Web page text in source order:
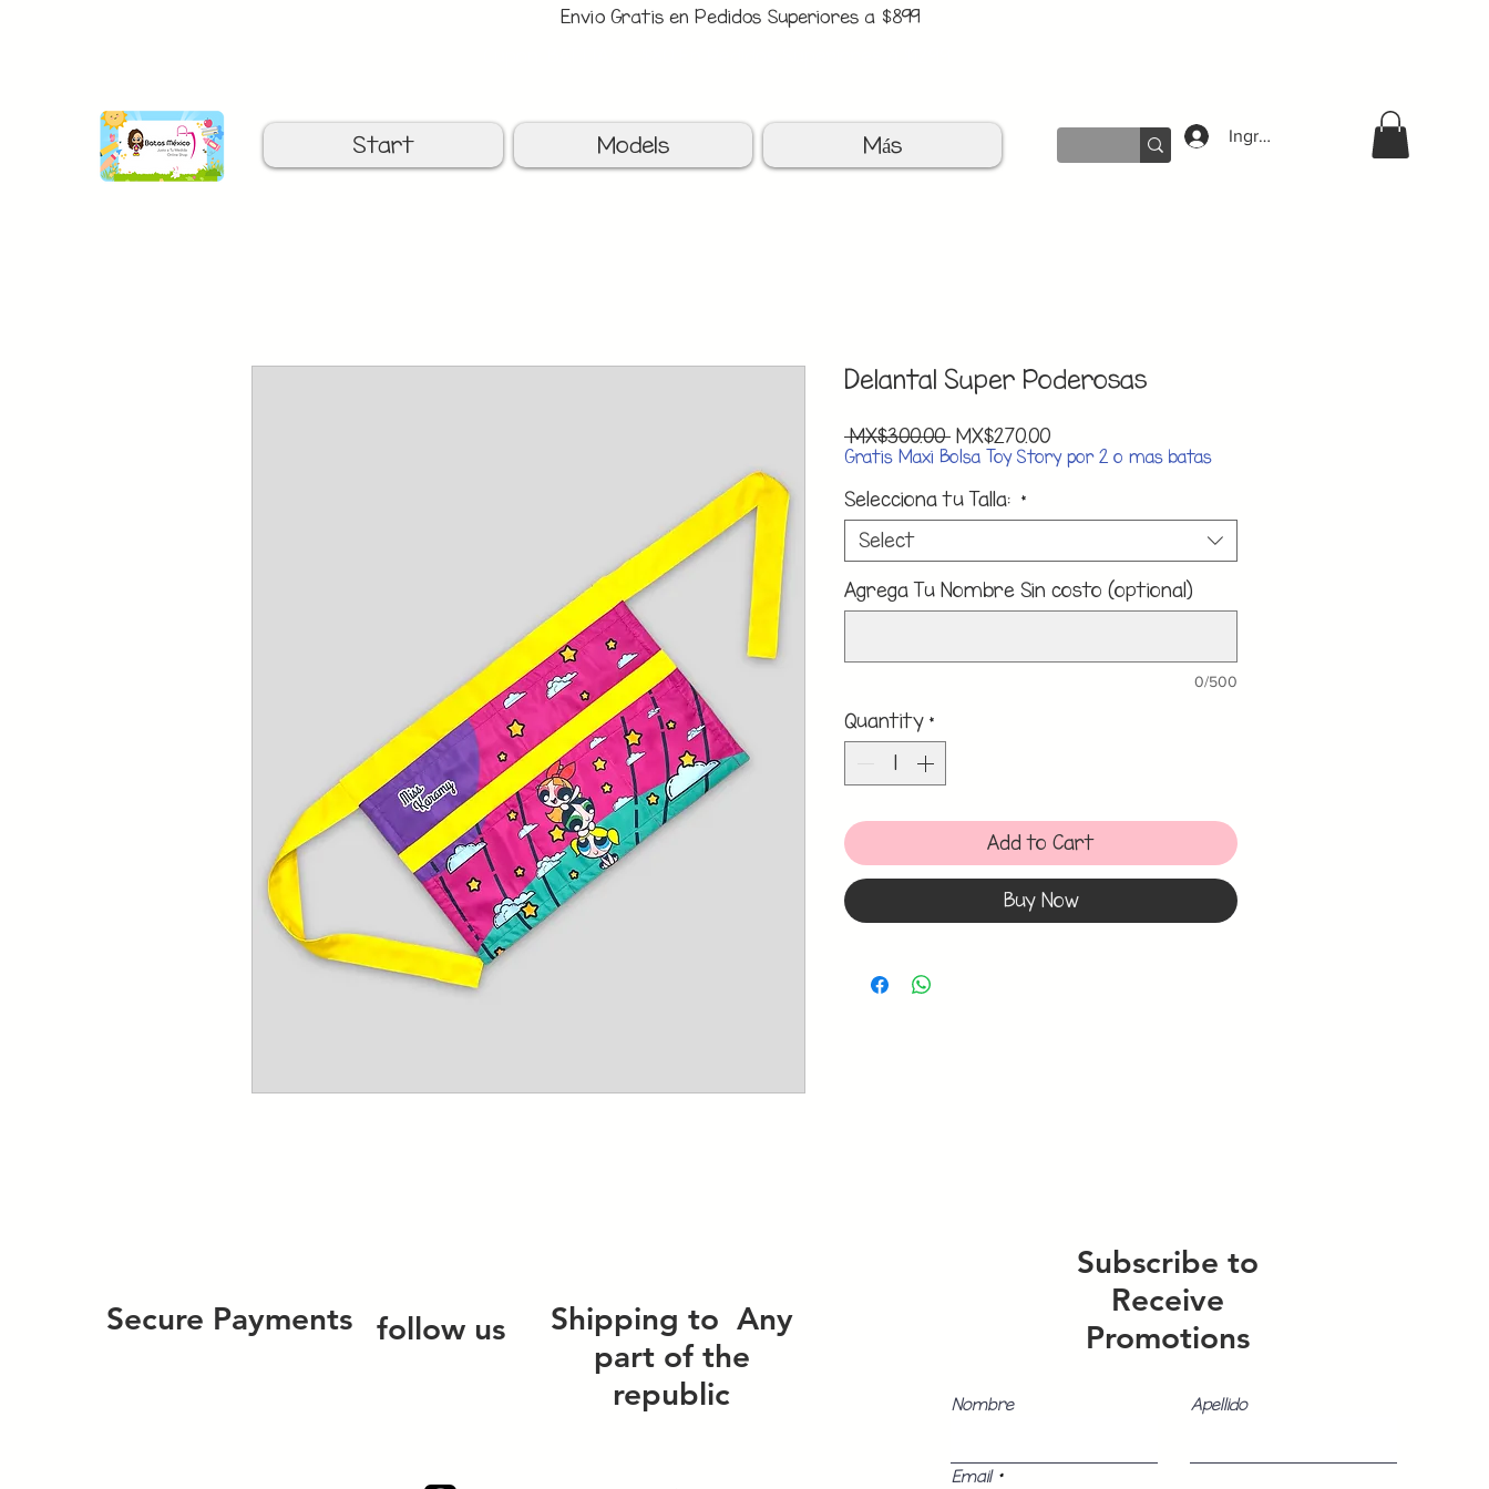
Ingresar
Envio Gratis en Pedidos Superiores a $899
Start Models Más
Delantal Super Poderosas
MX$300.00 Regular
Price
MX$270.00Sale
Price
Gratis Maxi Bolsa Toy Story por 2 o mas batas
Selecciona tu Talla: *
Select
Agrega Tu Nombre Sin costo (optional)
0/500
Quantity *
Add to Cart
Buy Now
follow us Shipping to Any
part of the
republic
Secure Payments
Subscribe to
Receive
Promotions
Nombre Apellido
Email